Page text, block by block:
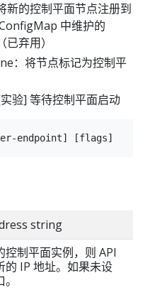
的控制平面节点注册到
中维护的
弃用）
：将节点标记为控制平
验] 等待控制平面启动
string
制平面实例，则 API
的 IP 地址。如果未设